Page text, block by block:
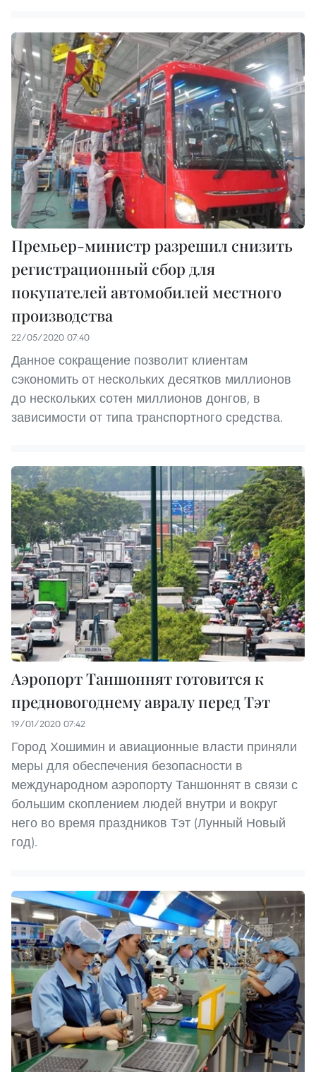
Премьер-министр разрешил снизить
регистрационный сбор для
покупателей автомобилей местного
производства
22/05/2020 07:40
Данное сокращение позволит клиентам
сэкономить от нескольких десятков миллионов
до нескольких сотен миллионов донгов, в
зависимости от типа транспортного средства.
Аэропорт Таншоннят готовится к
предновогоднему авралу перед Тэт
19/01/2020 07:42
Город Хошимин и авиационные власти приняли
меры для обеспечения безопасности в
международном аэропорту Таншоннят в связи с
большим скоплением людей внутри и вокруг
него во время праздников Тэт (Лунный Новый
год).